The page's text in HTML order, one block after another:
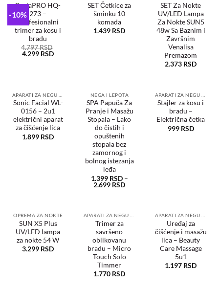
-10%
u
željene
RoziaPRO HQ-
273 –
Profesionalni
trimer za kosu i
bradu
4.797RSD
4.299 RSD
Dodaj
željene
SET Četkice za
šminku 10
komada
1.439 RSD
Dodaj
u
željene
SET Za Nokte
UV/LED Lampa
Za Nokte SUN5
48w Sa Baznim i
Završnim
Venalisa
Premazom
2.373 RSD
Dodaj
u
željene
Sonic Facial WL-
0156 – 2u1
električni aparat
za čišćenje lica
1.899 RSD
Dodaj
u
željene
NEGA I LEPOTA
SPA Papuča Za
Pranje i Masažu
Stopala – Lako
do čistih i
opuštenih
stopala bez
zamornog i
bolnog istezanja
leđa
1.399 RSD–
2.699 RSD
Dodaj
u
Stajler za kosu i
bradu –
Električna četka
999 RSD
Dodaj
u
željene
OPREMA ZA NOKTE
SUN X5 Plus
UV/LED lampa
za nokte 54 W
3.299 RSD
Dodaj
u
željene
Trimer za
savršeno
oblikovanu
bradu – Micro
Touch Solo
Timmer
1.770 RSD
Dodaj
u
željene
Uređaj za
čišćenje i masažu
lica – Beauty
Care Massage
5u1
1.197 RSD